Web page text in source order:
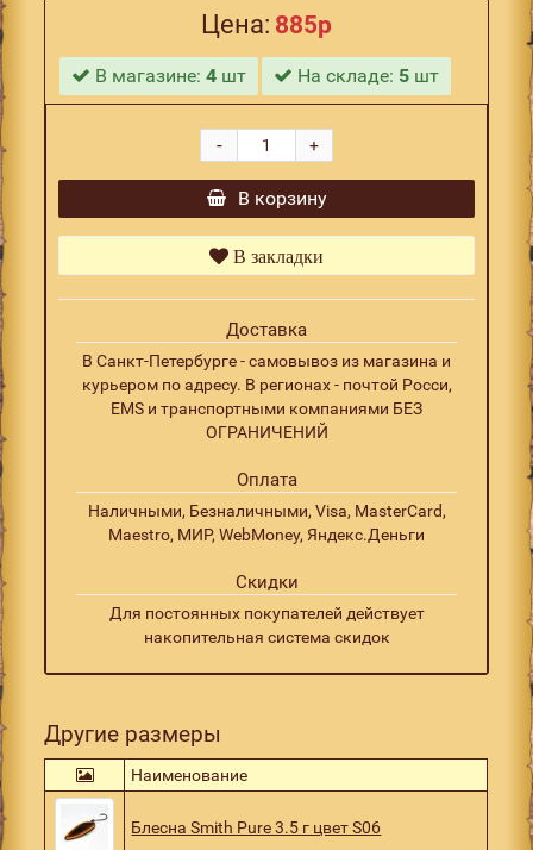
Цена: 885р
В магазине:4 шт На складе: 5 шт
+
-
В корзину
В закладки
Доставка
В Санкт-Петербурге - самовывоз из магазина и
курьером по адресу. В регионах - почтой Росси,
EMS и транспортными компаниями БЕЗ
ОГРАНИЧЕНИЙ
Оплата
Наличными, Безналичными, Visa, MasterCard,
Maestro, МИР, WebMoney, Яндекс.Деньги
Скидки
Для постоянных покупателей действует
накопительная система скидок
Другие размеры
Наименование
Блесна Smith Pure 3.5 г цвет S06